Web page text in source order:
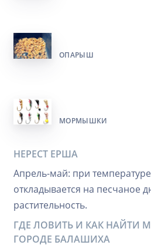
ОПАРЫШ
МОРМЫШКИ
НЕРЕСТ ЕРША
Апрель-май: при
откладывается на песчаное
растительность.
ГДЕ ЛОВИТЬ И КАК НАЙТИ
ГОРОДЕ БАЛАШИХА